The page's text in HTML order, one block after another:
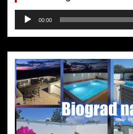
Audio-
Player
00:00